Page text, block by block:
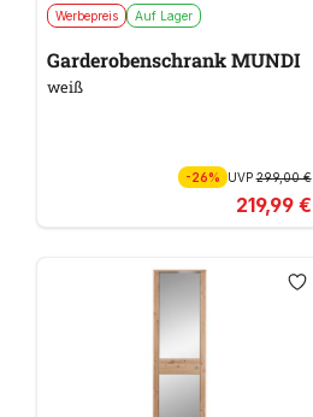
Werbepreis Auf Lager
Garderobenschrank MUNDI
weiß
-26% UVP299,00 €
219,99 €